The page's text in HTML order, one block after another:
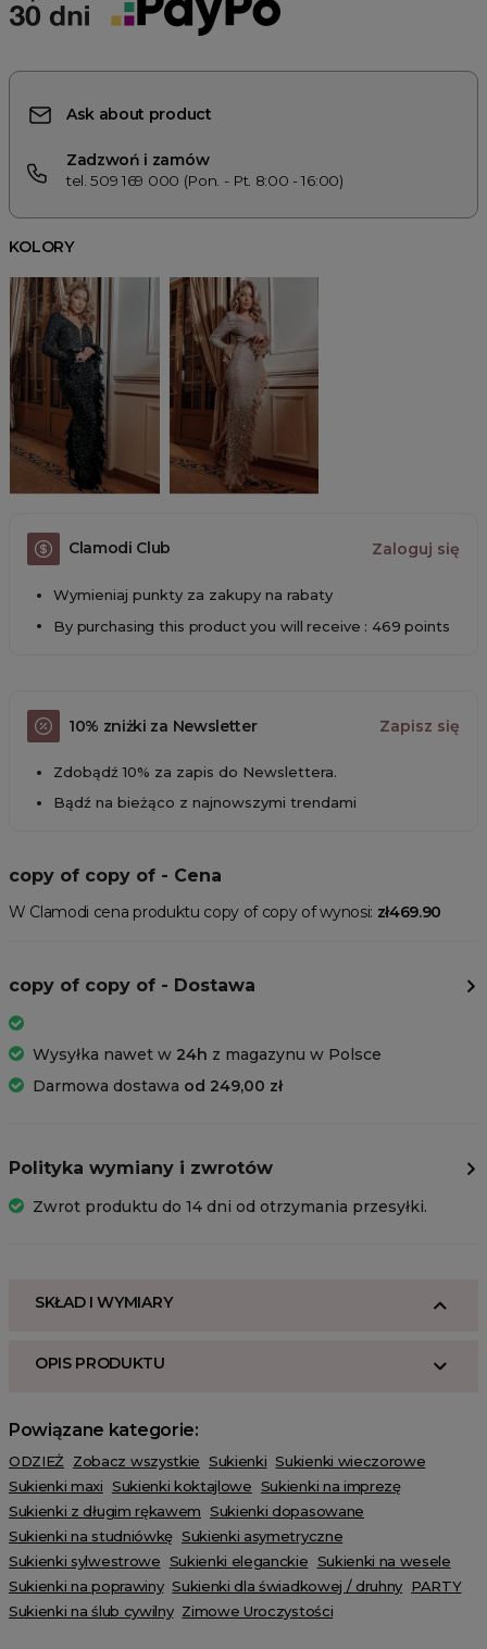
Ask about product
Zadzwoń i zamów
tel. 509 169 000 (Pon. - Pt. 8:00 - 16:00)
KOLORY
Clamodi Club Zaloguj się
Wymieniaj punkty za zakupy na rabaty
By purchasing this product you will receive : 469 points
10% zniżki za Newsletter Zapisz się
Zdobądź 10% za zapis do Newslettera.
Bądź na bieżąco z najnowszymi trendami
copy of copy of - Cena
W Clamodi cena produktu copy of copy of wynosi: zł469.90
copy of copy of - Dostawa
Wysyłka nawet w 24h z magazynu w Polsce
Darmowa dostawa od 249,00 zł
Polityka wymiany i zwrotów
Zwrot produktu do 14 dni od otrzymania przesyłki.
SKŁAD I WYMIARY
OPIS PRODUKTU
Powiązane kategorie:
ODZIEŻ Zobacz wszystkie Sukienki Sukienki wieczorowe
Sukienki maxi Sukienki koktajlowe Sukienki na imprezę
Sukienki z długim rękawem Sukienki dopasowane
Sukienki na studniówkę Sukienki asymetryczne
Sukienki sylwestrowe Sukienki eleganckie Sukienki na wesele
Sukienki na poprawiny Sukienki dla świadkowej / druhny PARTY
Sukienki na ślub cywilny Zimowe Uroczystości